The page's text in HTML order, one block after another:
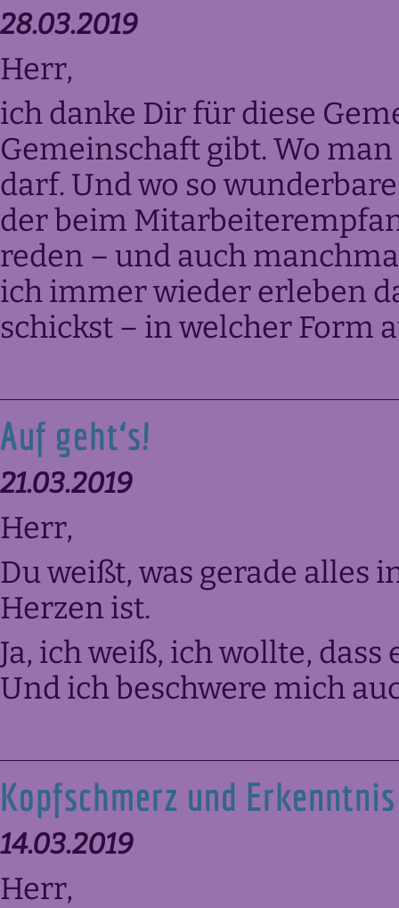
28.03.2019
Herr,
ich danke Dir für diese
Gemeinschaft gibt. Wo
darf. Und wo so
der beim
reden – und auch
ich immer wieder erleben
schickst – in welcher Form
Auf geht‘s!
21.03.2019
Herr,
Du weißt, was gerade alles
Herzen ist.
Ja, ich weiß, ich wollte,
Und ich beschwere mich
Kopfschmerz und Erkenntnis
14.03.2019
Herr,